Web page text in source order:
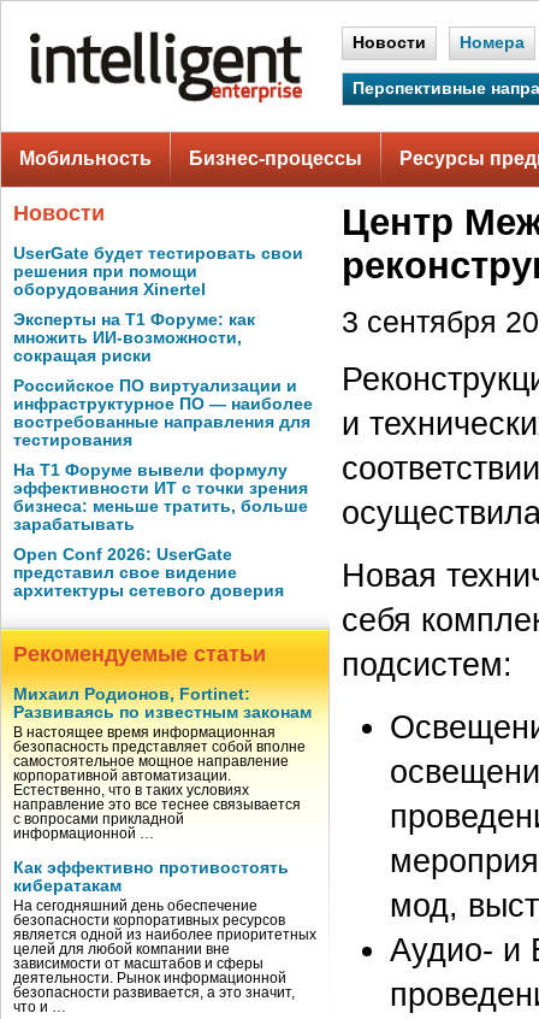
Новости Номера
Перспективные
Мобильность Бизнес-процессы Ресурсы
Новости
UserGate будет тестировать свои
решения при помощи
оборудования Xinertel
Эксперты на Т1 Форуме: как
множить ИИ-возможности,
сокращая риски
Российское ПО виртуализации и
инфраструктурное ПО — наиболее
востребованные направления для
тестирования
На Т1 Форуме вывели формулу
эффективности ИТ с точки зрения
бизнеса: меньше тратить, больше
зарабатывать
Open Conf 2026: UserGate
представил свое видение
архитектуры сетевого доверия
Рекомендуемые статьи
Михаил Родионов, Fortinet:
Развиваясь по известным законам
В настоящее время информационная
безопасность представляет собой вполне
самостоятельное мощное направление
корпоративной автоматизации.
Естественно, что в таких условиях
направление это все теснее связывается
с вопросами прикладной
информационной …
Как эффективно противостоять
кибератакам
На сегодняшний день обеспечение
безопасности корпоративных ресурсов
является одной из наиболее приоритетных
целей для любой компании вне
зависимости от масштабов и сферы
деятельности. Рынок информационной
безопасности развивается, а это значит,
что и …
Центр
3 сентября
и
Новая
себя
подсистем:
мод,
Аудио- и